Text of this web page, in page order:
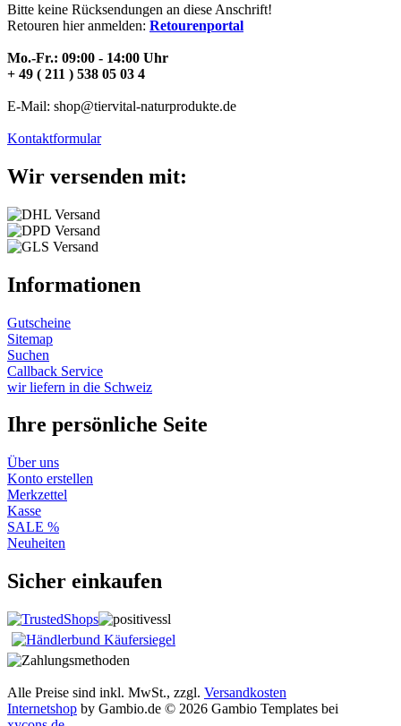
Bitte keine Rücksendungen an diese Anschrift!
Retouren hier anmelden: Retourenportal
Mo.-Fr.: 09:00 - 14:00 Uhr
+ 49 ( 211 ) 538 05 03 4
E-Mail: shop@tiervital-naturprodukte.de
Kontaktformular
Wir versenden mit:
Informationen
Gutscheine
Sitemap
Suchen
Callback Service
wir liefern in die Schweiz
Ihre persönliche Seite
Über uns
Konto erstellen
Merkzettel
Kasse
SALE %
Neuheiten
Sicher einkaufen
Alle Preise sind inkl. MwSt., zzgl. Versandkosten
Internetshop by Gambio.de © 2026 Gambio Templates bei